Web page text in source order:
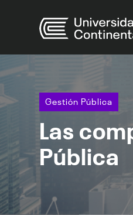
Gestión Pública
Las
Pública